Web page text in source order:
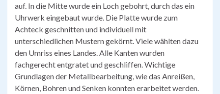
auf. In die Mitte wurde ein Loch gebohrt, durch das ein
Uhrwerk eingebaut wurde. Die Platte wurde zum
Achteck geschnitten und individuell mit
unterschiedlichen Mustern gekörnt. Viele wählten dazu
den Umriss eines Landes. Alle Kanten wurden
fachgerecht entgratet und geschliffen. Wichtige
Grundlagen der Metallbearbeitung, wie das Anreißen,
Körnen, Bohren und Senken konnten erarbeitet werden.